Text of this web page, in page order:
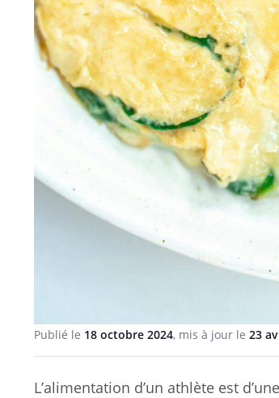
Publié le 18 octobre 2024, mis à jour le 23
L’alimentation d’un athlète est